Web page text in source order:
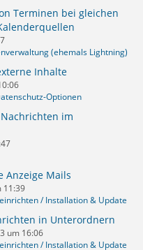
Terminen bei gleichen
(ehemals Lightning)
Inhalte
Optionen
im
Anzeige Mails
11:39
/ Installation & Update
in Unterordnern
um 16:06
/ Installation & Update